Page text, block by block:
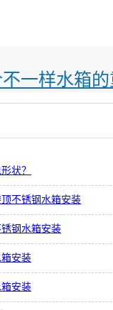
一样水箱
状？
不锈钢水箱安装
钢水箱安装
安装
安装